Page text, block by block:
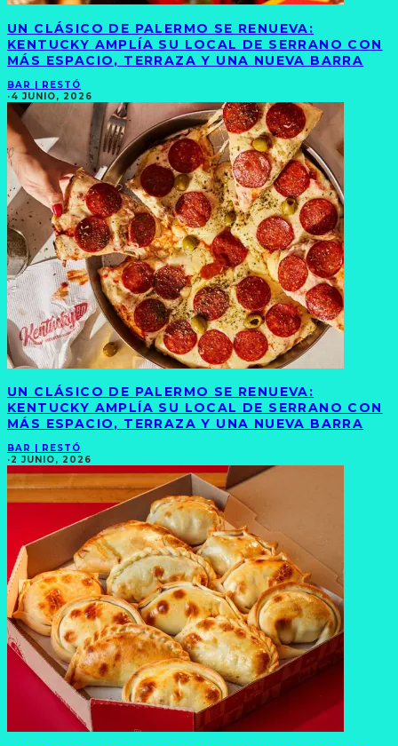
UN CLÁSICO DE PALERMO SE RENUEVA:
KENTUCKY AMPLÍA SU LOCAL DE SERRANO CON
MÁS ESPACIO, TERRAZA Y UNA NUEVA BARRA
BAR | RESTÓ
·4 JUNIO, 2026
UN CLÁSICO DE PALERMO SE RENUEVA:
KENTUCKY AMPLÍA SU LOCAL DE SERRANO CON
MÁS ESPACIO, TERRAZA Y UNA NUEVA BARRA
BAR | RESTÓ
·2 JUNIO, 2026